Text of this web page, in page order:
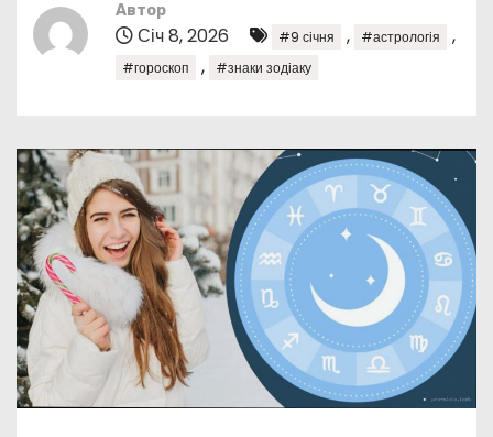
Автор
Січ 8, 2026 #9 січня , #астрологія ,
#гороскоп , #знаки зодіаку